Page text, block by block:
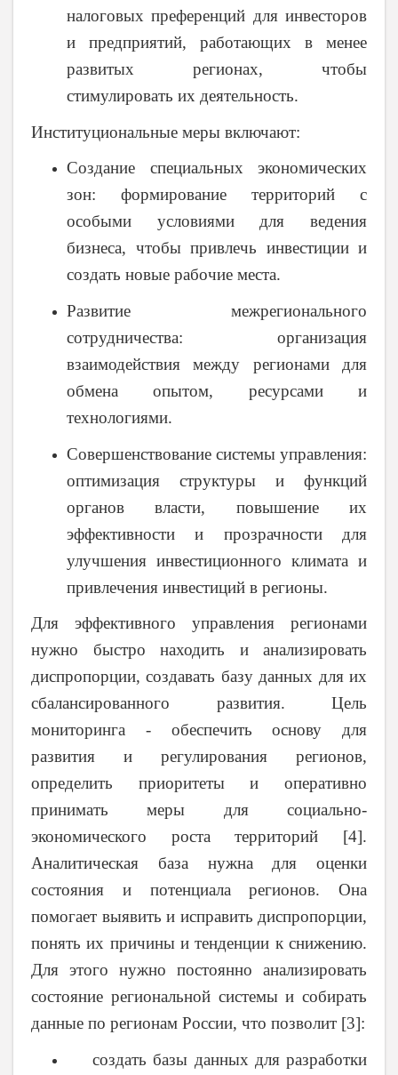
налоговых преференций для инвесторов
и предприятий, работающих в менее
развитых регионах, чтобы
стимулировать их деятельность.
Институциональные меры включают:
Создание специальных экономических
зон: формирование территорий с
особыми условиями для ведения
бизнеса, чтобы привлечь инвестиции и
создать новые рабочие места.
Развитие межрегионального
сотрудничества: организация
взаимодействия между регионами для
обмена опытом, ресурсами и
технологиями.
Совершенствование системы управления:
оптимизация структуры и функций
органов власти, повышение их
эффективности и прозрачности для
улучшения инвестиционного климата и
привлечения инвестиций в регионы.
Для эффективного управления регионами
нужно быстро находить и анализировать
диспропорции, создавать базу данных для их
сбалансированного развития. Цель
мониторинга - обеспечить основу для
развития и регулирования регионов,
определить приоритеты и оперативно
принимать меры для социально-
экономического роста территорий [4].
Аналитическая база нужна для оценки
состояния и потенциала регионов. Она
помогает выявить и исправить диспропорции,
понять их причины и тенденции к снижению.
Для этого нужно постоянно анализировать
состояние региональной системы и собирать
данные по регионам России, что позволит [3]:
создать базы данных для разработки